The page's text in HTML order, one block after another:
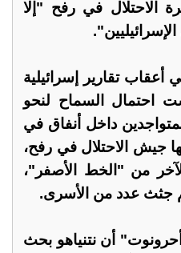
الاحتلال في رفح "إلا
تقارير إسرائيلية
احتمال السماح لنحو
داخل أنفاق في
جيش الاحتلال في رفح،
من "الخط الأصفر"،
جثث عدد من الأسرى.
أن نتنياهو بحث